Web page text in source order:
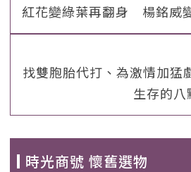
紅花變綠葉再翻身 楊銘威
找雙胞胎代打、為激情加猛
生存的八
時光商號 懷舊選物